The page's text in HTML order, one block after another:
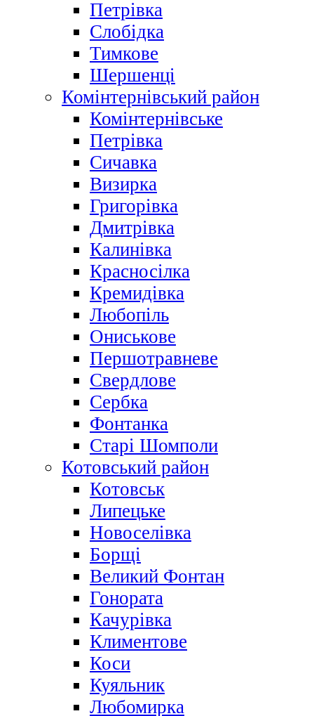
Петрівка
Слобідка
Тимкове
Шершенці
Комінтернівський район
Комінтернівське
Петрівка
Сичавка
Визирка
Григорівка
Дмитрівка
Калинівка
Красносілка
Кремидівка
Любопіль
Ониськове
Першотравневе
Свердлове
Сербка
Фонтанка
Старі Шомполи
Котовський район
Котовськ
Липецьке
Новоселівка
Борщі
Великий Фонтан
Гонората
Качурівка
Климентове
Коси
Куяльник
Любомирка